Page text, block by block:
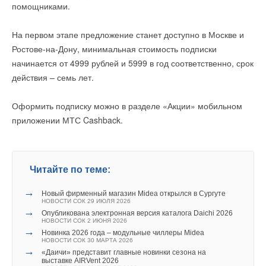
помощниками.
На первом этапе предложение станет доступно в Москве и
Ростове-на-Дону, минимальная стоимость подписки
начинается от 4999 рублей и 5999 в год соответственно, срок
действия – семь лет.
Оформить подписку можно в разделе «Акции» мобильном
приложении МТС Cashback.
Читайте по теме:
→ Новый фирменный магазин Midea открылся в Сургуте
НОВОСТИ СОК 29 ИЮЛЯ 2026
→ Опубликована электронная версия каталога Daichi 2026
НОВОСТИ СОК 2 ИЮНЯ 2026
→ Новинка 2026 года – модульные чиллеры Midea
НОВОСТИ СОК 30 МАРТА 2026
→
«Даичи» представит главные новинки сезона на
выставке AIRVent 2026
Энергонезависимая система фильтрационной очистки
является самым правильным решением, если владелец
предполагает только сезонное проживание либо
предусмотрены постоянные перерывы в работе. Также
В этой теме еще нет комментариев
Ваше имя *
Текст комментария
поглощать больше углекислого газа, чем считалось ранее. “В
рамках методологии, которую мы видим сегодня, наше
поглощение больше 1 млрд тонн в год. Мы считаем, что эти
цифры обоснованны и с ними будем работать. В том числе с
Козлов добавил, что новая оценка поглощающей
способности российских лесов на международном уровне
требований, стандартов в рамках климатических
Денис Давыдов
Читайте по теме: